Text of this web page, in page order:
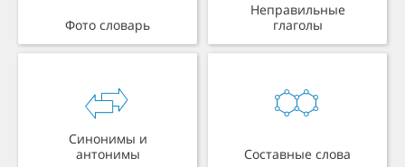
Фото словарь
Неправильные
глаголы
Синонимы и
антонимы
Составные слова